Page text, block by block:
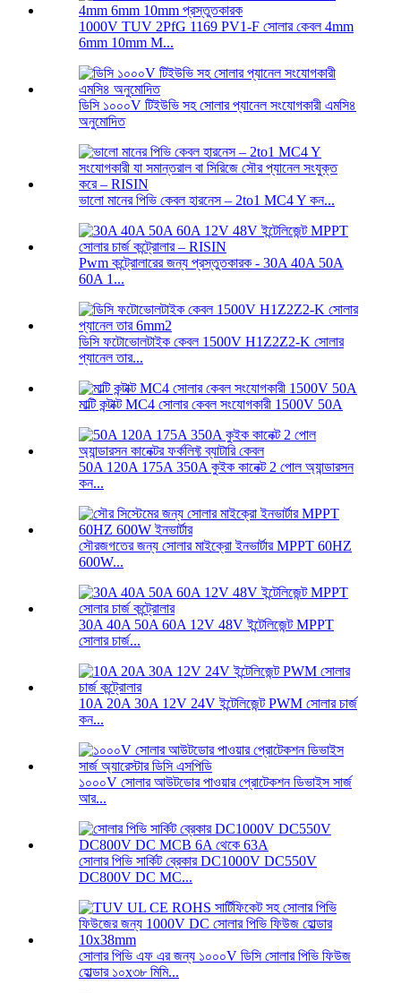
1000V TUV 2PfG 1169 PV1-F সোলার কেবল 4mm
6mm 10mm M...
ডিসি ১০০০V টিইউভি সহ সোলার প্যানেল সংযোগকারী এমসি৪
অনুমোদিত
ভালো মানের পিভি কেবল হারনেস – 2to1 MC4 Y কন...
Pwm কন্ট্রোলারের জন্য প্রস্তুতকারক - 30A 40A 50A
60A 1...
ডিসি ফটোভোলটাইক কেবল 1500V H1Z2Z2-K সোলার
প্যানেল তার...
মাল্টি কন্টাক্ট MC4 সোলার কেবল সংযোগকারী 1500V 50A
50A 120A 175A 350A কুইক কানেক্ট 2 পোল অ্যান্ডারসন
কন...
সৌরজগতের জন্য সোলার মাইক্রো ইনভার্টার MPPT 60HZ
600W...
30A 40A 50A 60A 12V 48V ইন্টেলিজেন্ট MPPT
সোলার চার্জ...
10A 20A 30A 12V 24V ইন্টেলিজেন্ট PWM সোলার চার্জ
কন...
১০০০V সোলার আউটডোর পাওয়ার প্রোটেকশন ডিভাইস সার্জ
আর...
সোলার পিভি সার্কিট ব্রেকার DC1000V DC550V
DC800V DC MC...
সোলার পিভি এফ এর জন্য ১০০০V ডিসি সোলার পিভি ফিউজ
হোল্ডার ১০x৩৮ মিমি...